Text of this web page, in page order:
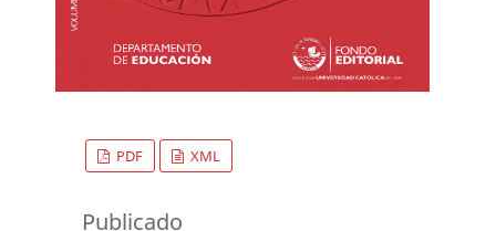
PDF XML
Publicado